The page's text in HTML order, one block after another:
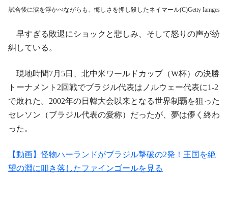
試合後に涙を浮かべながらも、悔しさを押し殺したネイマール(C)Getty Iamges
早すぎる敗退にショックと悲しみ、そして怒りの声が紛
糾している。
現地時間7月5日、北中米ワールドカップ（W杯）の決勝
トーナメント2回戦でブラジル代表はノルウェー代表に1-2
で敗れた。2002年の日韓大会以来となる世界制覇を狙った
セレソン（ブラジル代表の愛称）だったが、夢は儚く終わ
った。
【動画】怪物ハーランドがブラジル撃破の2発！王国を絶
望の淵に叩き落したファインゴールを見る